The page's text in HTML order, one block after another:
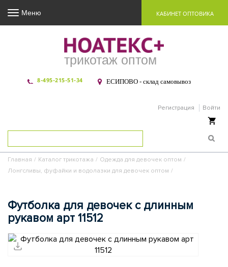
трикотаж оптом
8-495-215-51-34 ЕСИПОВО - склад самовывоз
Регистрация Войти
Меню КАБИНЕТ ОПТОВИКА
Главная / Каталог трикотажа / Одежда для девочек оптом /
Лонгсливы, фуфайки и водолазки для девочек оптом /
Футболка для девочек с длинным
рукавом арт 11512